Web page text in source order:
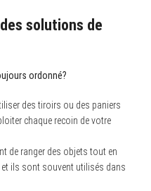
solutions de
ordonné?
des tiroirs ou des paniers
chaque recoin de votre
de ranger des objets tout en
ils sont souvent utilisés dans